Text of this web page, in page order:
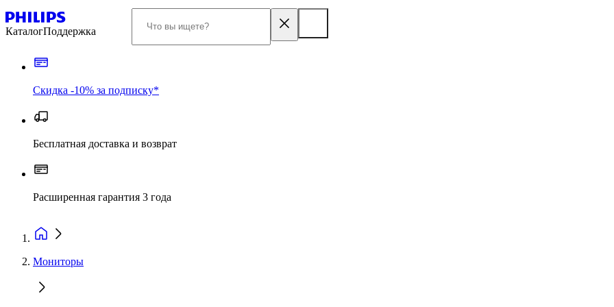
КаталогПоддержка
Скидка -10% за подписку*
Бесплатная доставка и возврат
Расширенная гарантия 3 года
Мониторы